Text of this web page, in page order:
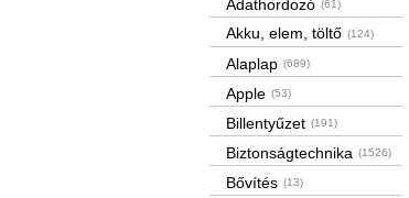
Adathordozó (61)
Akku, elem, töltő (124)
Alaplap (689)
Apple (53)
Billentyűzet (191)
Biztonságtechnika (1526)
Bővítés (13)